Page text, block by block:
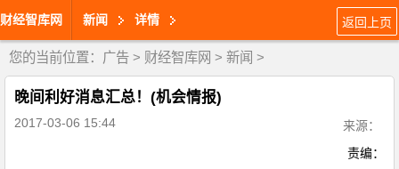
财经智库网 新闻 详情 返回上页
您的当前位置： 广告 > 财经智库网 > 新闻 >
晚间利好消息汇总！(机会情报)
2017-03-06 15:44
来源：
责编：